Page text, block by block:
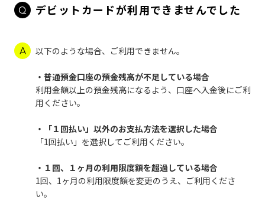
デビットカードが利用できませんでした
以下のような場合、ご利用できません。
・普通預金口座の預金残高が不足している場合
利用金額以上の預金残高になるよう、口座へ入金後にご利
用ください。
・「１回払い」以外のお支払方法を選択した場合
「1回払い」を選択してご利用ください。
・１回、１ヶ月の利用限度額を超過している場合
1回、1ヶ月の利用限度額を変更のうえ、ご利用くださ
い。